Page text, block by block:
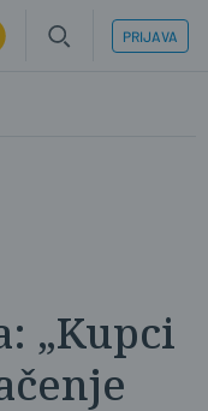
PRIJAVA
„Kupci